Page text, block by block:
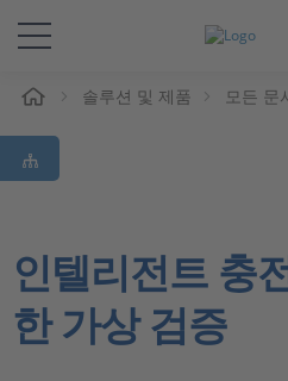
솔루션 및 제품
Support
Magazine
솔루션 및 제품 모든 문
인텔리전트 충
한 가상 검증